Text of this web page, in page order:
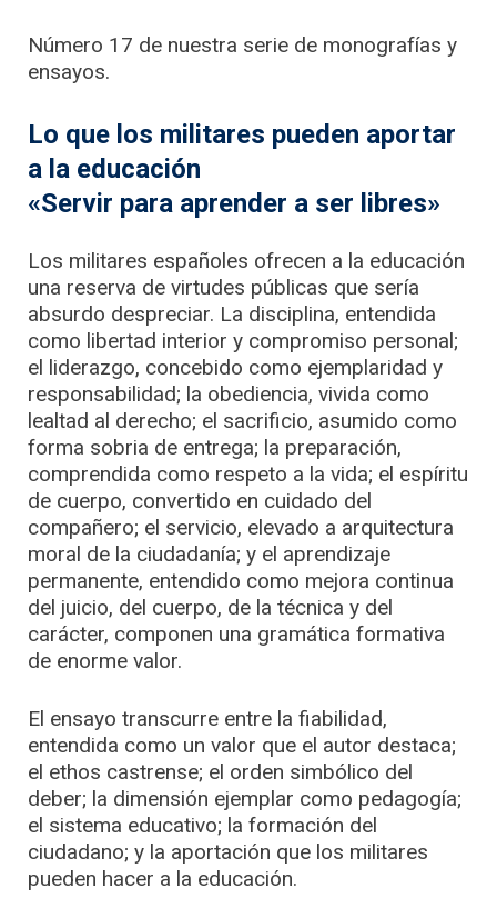
Número 17 de nuestra serie de monografías y
ensayos.
Lo que los militares pueden aportar
a la educación
«Servir para aprender a ser libres»
Los militares españoles ofrecen a la educación
una reserva de virtudes públicas que sería
absurdo despreciar. La disciplina, entendida
como libertad interior y compromiso personal;
el liderazgo, concebido como ejemplaridad y
responsabilidad; la obediencia, vivida como
lealtad al derecho; el sacrificio, asumido como
forma sobria de entrega; la preparación,
comprendida como respeto a la vida; el espíritu
de cuerpo, convertido en cuidado del
compañero; el servicio, elevado a arquitectura
moral de la ciudadanía; y el aprendizaje
permanente, entendido como mejora continua
del juicio, del cuerpo, de la técnica y del
carácter, componen una gramática formativa
de enorme valor.
El ensayo transcurre entre la fiabilidad,
entendida como un valor que el autor destaca;
el ethos castrense; el orden simbólico del
deber; la dimensión ejemplar como pedagogía;
el sistema educativo; la formación del
ciudadano; y la aportación que los militares
pueden hacer a la educación.